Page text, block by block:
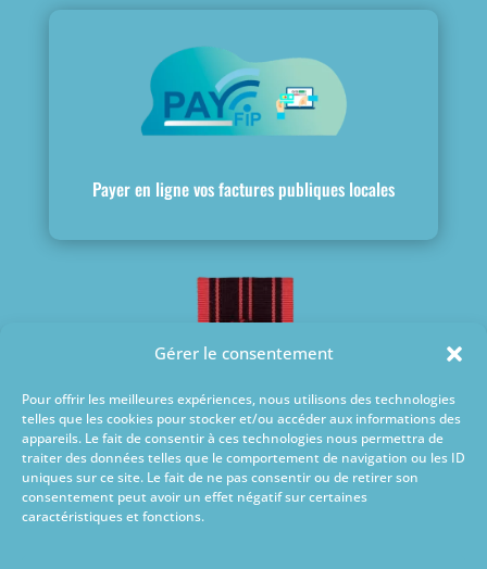
Gérer le consentement
Pour offrir les meilleures expériences, nous utilisons des technologies
telles que les cookies pour stocker et/ou accéder aux informations des
appareils. Le fait de consentir à ces technologies nous permettra de
traiter des données telles que le comportement de navigation ou les ID
uniques sur ce site. Le fait de ne pas consentir ou de retirer son
consentement peut avoir un effet négatif sur certaines
caractéristiques et fonctions.
Payer en ligne vos factures publiques locales